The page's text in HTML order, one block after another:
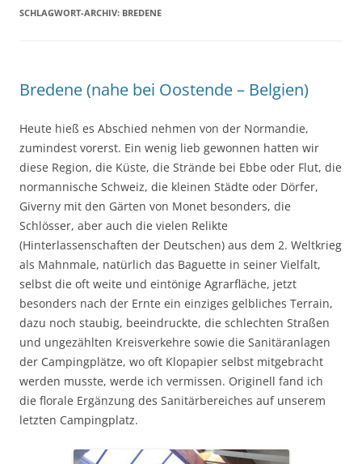
SCHLAGWORT-ARCHIV: BREDENE
Bredene (nahe bei Oostende – Belgien)
Heute hieß es Abschied nehmen von der Normandie,
zumindest vorerst. Ein wenig lieb gewonnen hatten wir
diese Region, die Küste, die Strände bei Ebbe oder Flut, die
normannische Schweiz, die kleinen Städte oder Dörfer,
Giverny mit den Gärten von Monet besonders, die
Schlösser, aber auch die vielen Relikte
(Hinterlassenschaften der Deutschen) aus dem 2. Weltkrieg
als Mahnmale, natürlich das Baguette in seiner Vielfalt,
selbst die oft weite und eintönige Agrarfläche, jetzt
besonders nach der Ernte ein einziges gelbliches Terrain,
dazu noch staubig, beeindruckte, die schlechten Straßen
und ungezählten Kreisverkehre sowie die Sanitäranlagen
der Campingplätze, wo oft Klopapier selbst mitgebracht
werden musste, werde ich vermissen. Originell fand ich
die florale Ergänzung des Sanitärbereiches auf unserem
letzten Campingplatz.